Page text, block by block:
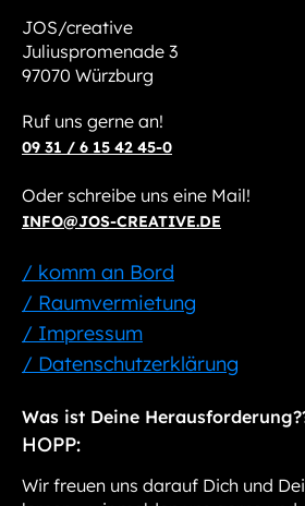
JOS/creative
Juliuspromenade 3
97070 Würzburg
Ruf uns gerne an!
09 31 / 6 15 42 45-0
Oder schreibe uns eine Mail!
INFO@JOS-CREATIVE.DE
/ komm an Bord
/ Raumvermietung
/ Impressum
/ Datenschutzerklärung
Was ist Deine
HOPP:
Wir freuen uns darauf Dich und